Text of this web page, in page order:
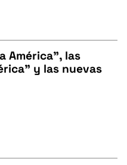
América", las
y las nuevas